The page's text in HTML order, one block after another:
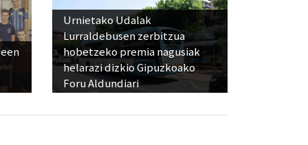
Urnietako Udalak
Lurraldebusen zerbitzua
hobetzeko premia nagusiak
helarazi dizkio Gipuzkoako
Foru Aldundiari